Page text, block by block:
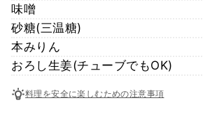
味噌
砂糖(三温糖)
本みりん
おろし生姜(チューブでもOK)
料理を安全に楽しむための注意事項